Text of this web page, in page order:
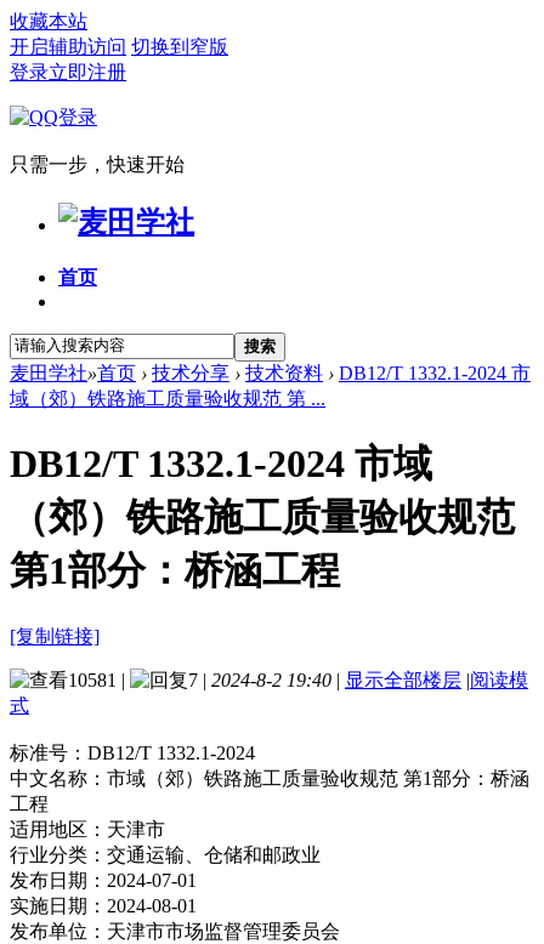
收藏本站
开启辅助访问 切换到窄版
登录立即注册
只需一步，快速开始
首页
搜索
麦田学社»首页 › 技术分享 › 技术资料 › DB12/T 1332.1-2024 市
域（郊）铁路施工质量验收规范 第 ...
DB12/T 1332.1-2024 市域
（郊）铁路施工质量验收规范
第1部分：桥涵工程
[复制链接]
10581 | 7 | 2024-8-2 19:40 | 显示全部楼层 |阅读模
式
标准号： DB12/T 1332.1-2024
中文名称： 市域（郊）铁路施工质量验收规范 第1部分：桥涵
工程
适用地区： 天津市
行业分类： 交通运输、仓储和邮政业
发布日期： 2024-07-01
实施日期： 2024-08-01
发布单位： 天津市市场监督管理委员会